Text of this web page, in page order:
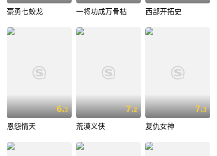
豪勇七蛟龙 一将功成万骨枯 西部开拓史
6.3
恩怨情天
7.2
荒漠义侠
7.3
复仇女神